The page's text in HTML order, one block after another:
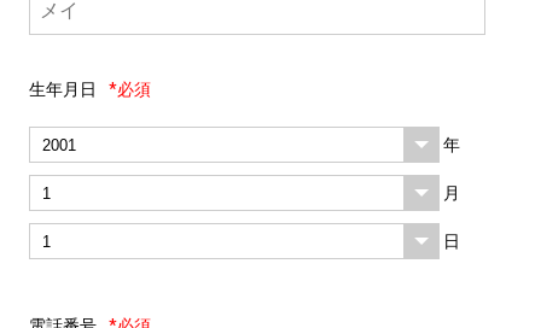
生年月日 *必須
年
月
日